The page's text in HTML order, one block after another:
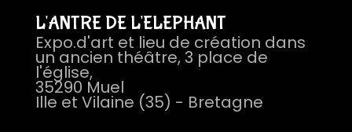
L'ANTRE DE L'ELEPHANT
Expo.d'art et lieu de création dans
un ancien théâtre, 3 place de
l'église,
35290 Muel
Ille et Vilaine (35) - Bretagne